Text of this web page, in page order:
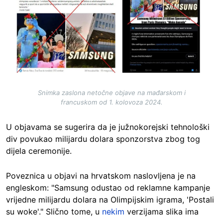
Snimka zaslona netočne objave na mađarskom i
francuskom od 1. kolovoza 2024.
U objavama se sugerira da je južnokorejski tehnološki
div povukao milijardu dolara sponzorstva zbog tog
dijela ceremonije.
Poveznica u objavi na hrvatskom naslovljena je na
engleskom: "Samsung odustao od reklamne kampanje
vrijedne milijardu dolara na Olimpijskim igrama, 'Postali
su woke'." Slično tome, u nekim verzijama slika ima